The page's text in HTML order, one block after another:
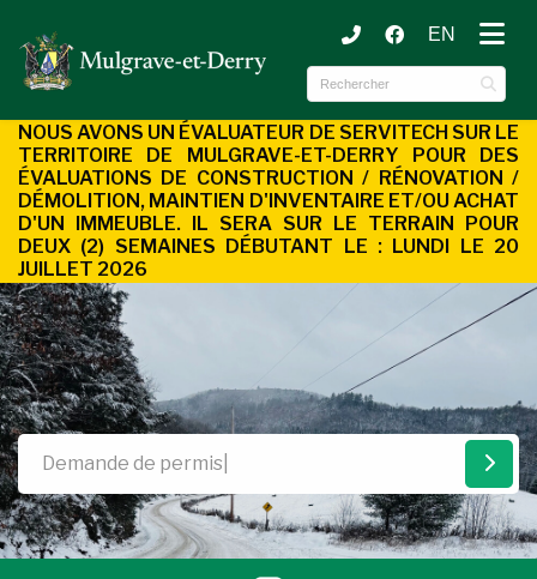
(Municipalité )
EN
NOUS AVONS UN ÉVALUATEUR DE SERVITECH SUR LE
TERRITOIRE DE MULGRAVE-ET-DERRY POUR DES
ÉVALUATIONS DE CONSTRUCTION / RÉNOVATION /
DÉMOLITION, MAINTIEN D'INVENTAIRE ET/OU ACHAT
D'UN
IMMEUBLE. IL SERA SUR LE TERRAIN POUR
DEUX (2) SEMAINES DÉBUTANT LE : LUNDI LE 20
JUILLET 2026